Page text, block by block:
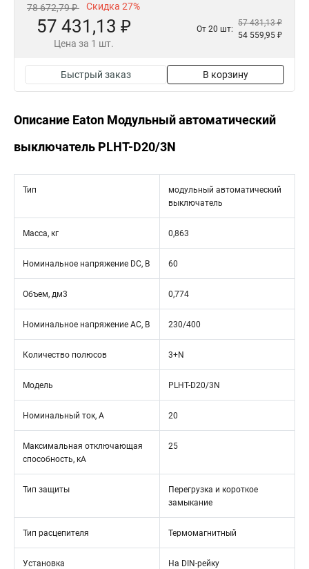
78 672,79 ₽ Скидка 27%
57 431,13 ₽
Цена за 1 шт.
От 20 шт:
57 431,13 ₽
54 559,95 ₽
Быстрый заказ В корзину
Описание Eaton Модульный автоматический
выключатель PLHT-D20/3N
Тип
модульный автоматический
выключатель
Масса, кг 0,863
Номинальное напряжение DC, В 60
Объем, дм3 0,774
Номинальное напряжение АС, В 230/400
Количество полюсов 3+N
Модель PLHT-D20/3N
Номинальный ток, А 20
Максимальная отключающая
способность, кА
25
Тип защиты
Перегрузка и короткое
замыкание
Тип расцепителя Термомагнитный
Установка На DIN-рейку